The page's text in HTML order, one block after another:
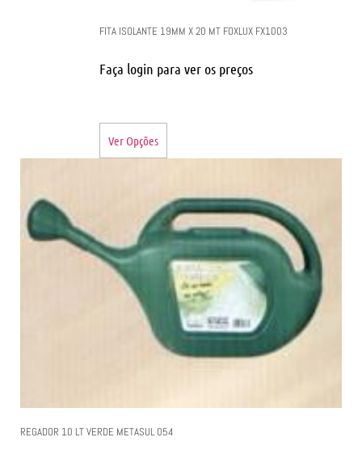
FITA ISOLANTE 19MM X 20 MT FOXLUX FX1003
Faça login para ver os preços
Ver Opções
REGADOR 10 LT VERDE METASUL 054